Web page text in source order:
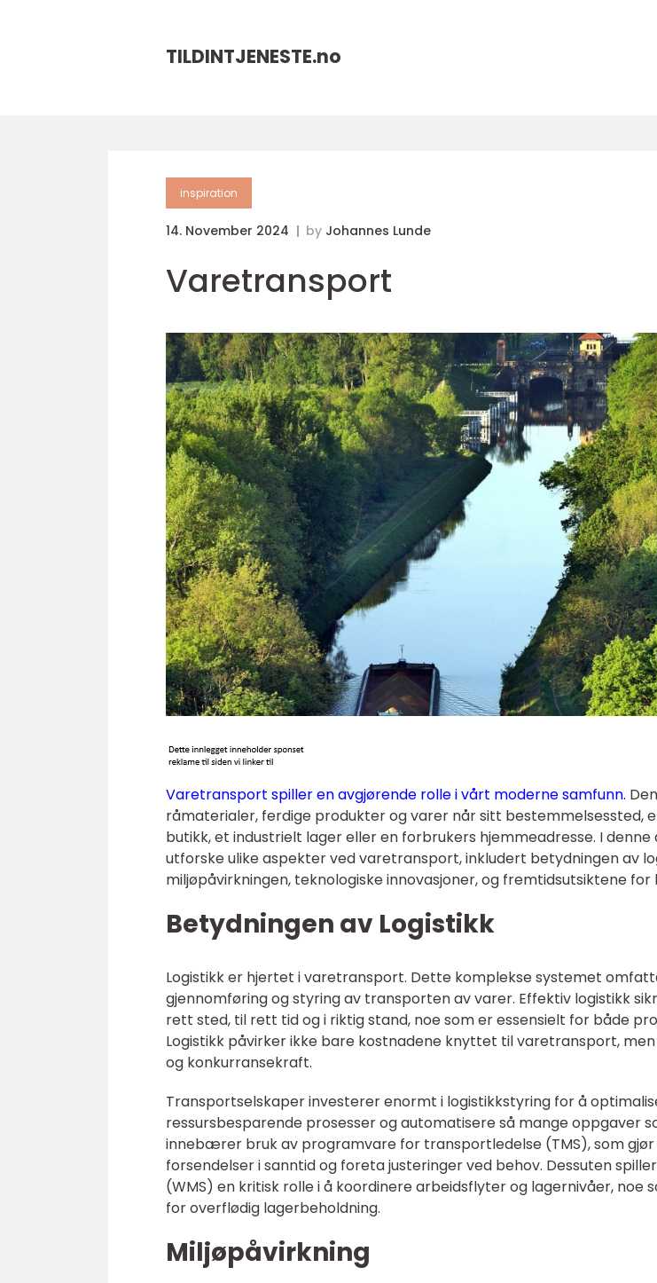
TILDINTJENESTE.no
inspiration
14. November 2024 by Johannes Lunde
Varetransport
Varetransport spiller en avgjørende rolle i vårt moderne samfunn.
råmaterialer, ferdige produkter og varer når sitt bestemmelsessted,
butikk, et industrielt lager eller en forbrukers hjemmeadresse. I denne
utforske ulike aspekter ved varetransport, inkludert betydningen av
miljøpåvirkningen, teknologiske innovasjoner, og fremtidsutsiktene for
Betydningen av Logistikk
Logistikk er hjertet i varetransport. Dette komplekse systemet
gjennomføring og styring av transporten av varer. Effektiv logistikk
rett sted, til rett tid og i riktig stand, noe som er essensielt for både
Logistikk påvirker ikke bare kostnadene knyttet til varetransport,
og konkurransekraft.
Transportselskaper investerer enormt i logistikkstyring for å
ressursbesparende prosesser og automatisere så mange oppgaver
innebærer bruk av programvare for transportledelse (TMS), som
forsendelser i sanntid og foreta justeringer ved behov. Dessuten
(WMS) en kritisk rolle i å koordinere arbeidsflyter og lagernivåer, noe
for overflødig lagerbeholdning.
Miljøpåvirkning